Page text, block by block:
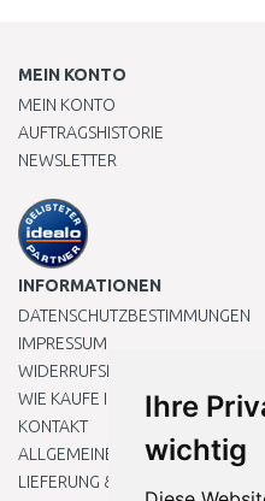
Ihre
wichtig
MEIN KONTO
MEIN KONTO
AUFTRAGSHISTORIE
NEWSLETTER
INFORMATIONEN
DATENSCHUTZBESTIMMUNGEN
IMPRESSUM
WIDERRUFSRECHT
WIE KAUFE ICH EIN?
KONTAKT
ALLGEMEINEN
LIEFERUNG & ZAHLUNG